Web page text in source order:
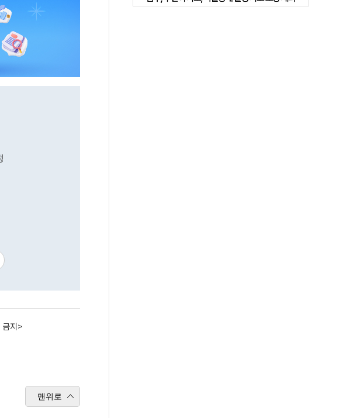
지>
맨위로